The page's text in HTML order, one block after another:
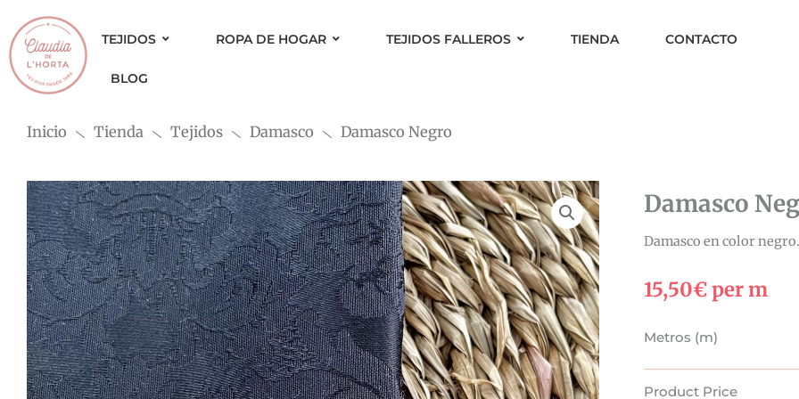
al
contenido
TEJIDOS ROPA DE HOGAR TEJIDOS FALLEROS TIENDA CONTACTO
BLOG
Inicio Tienda Tejidos Damasco Damasco Negro
Damasco
Damasco en color negro.
15,50€per m
Metros (m)
Product Price
Negro
cantidad